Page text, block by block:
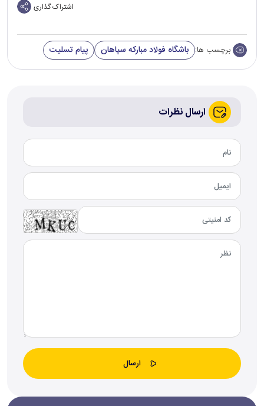
اشتراک گذاری
برچسب ها: باشگاه فولاد مبارکه سپاهان پیام تسلیت
ارسال نظرات